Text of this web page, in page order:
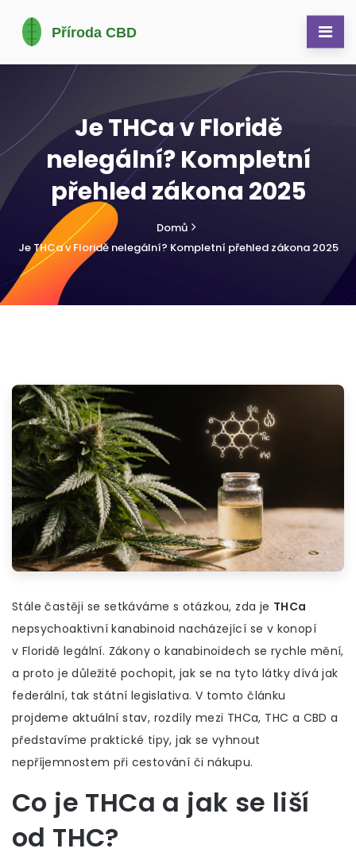
Je THCa v Floridě
nelegální? Kompletní
přehled zákona 2025
Domů
Je THCa v Floridě nelegální? Kompletní přehled zákona 2025
Stále častěji se setkáváme s otázkou, zda je THCa
nepsychoaktivní kanabinoid nacházející se v konopí
v Floridě legální. Zákony o kanabinoidech se rychle mění,
a proto je důležité pochopit, jak se na tyto látky dívá jak
federální, tak státní legislativa. V tomto článku
projdeme aktuální stav, rozdíly mezi THCa, THC a CBD a
představíme praktické tipy, jak se vyhnout
nepříjemnostem při cestování či nákupu.
Co je THCa a jak se liší
od THC?